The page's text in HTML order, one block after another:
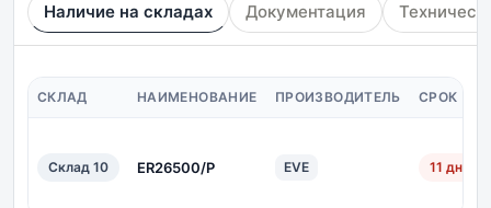
Наличие на складах Документация
СКЛАД НАИМЕНОВАНИЕ ПРОИЗВОДИТЕЛЬ СРОК
Склад 10 ER26500/P EVE 11 дн.